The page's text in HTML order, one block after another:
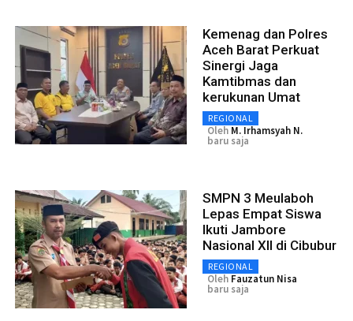
Kemenag dan Polres
Aceh Barat Perkuat
Sinergi Jaga
Kamtibmas dan
kerukunan Umat
REGIONAL
Oleh M. Irhamsyah N.
baru saja
SMPN 3 Meulaboh
Lepas Empat Siswa
Ikuti Jambore
Nasional XII di Cibubur
REGIONAL
Oleh Fauzatun Nisa
baru saja